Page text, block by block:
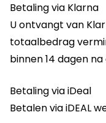
Betaling via Klarna
U ontvangt van
totaalbedrag
binnen 14 dagen
Betaling via iDeal
Betalen via iDEAL